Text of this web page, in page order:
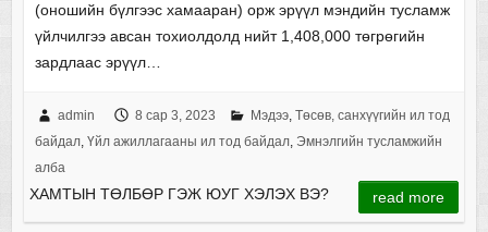
(оношийн бүлгээс хамааран) орж эрүүл мэндийн тусламж
үйлчилгээ авсан тохиолдолд нийт 1,408,000 төгрөгийн
зардлаас эрүүл…
admin 8 сар 3, 2023 Мэдээ, Төсөв, санхүүгийн ил тод
байдал, Үйл ажиллагааны ил тод байдал, Эмнэлгийн тусламжийн
алба
ХАМТЫН ТӨЛБӨР ГЭЖ ЮУГ ХЭЛЭХ ВЭ? read more